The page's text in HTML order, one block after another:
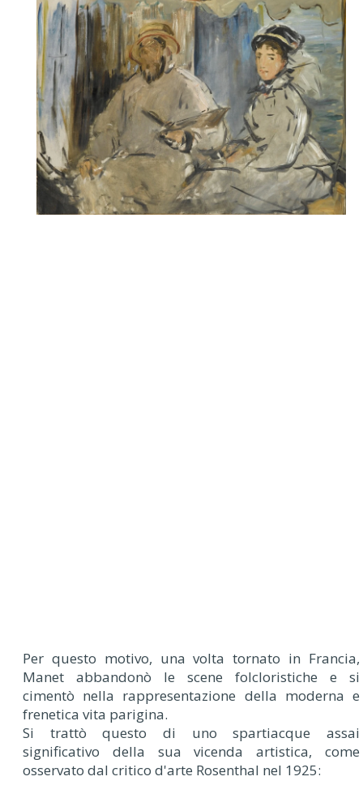
Per questo motivo, una volta tornato in Francia,
Manet abbandonò le scene folcloristiche e si
cimentò nella rappresentazione della moderna e
frenetica vita parigina.
Si trattò questo di uno spartiacque assai
significativo della sua vicenda artistica, come
osservato dal critico d'arte Rosenthal nel 1925: